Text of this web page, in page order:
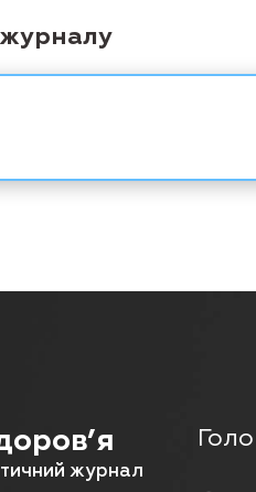
журналу
журнал